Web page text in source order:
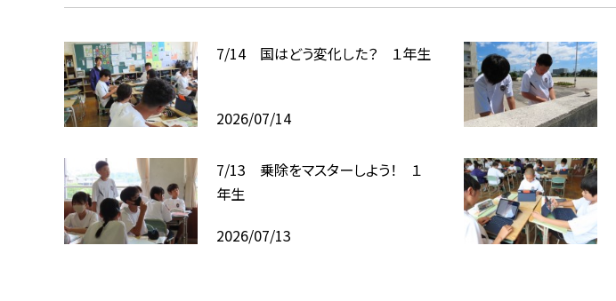
7/14 国はどう変化した？ １年生
2026/07/14
7/13 乗除をマスターしよう！ １
年生
2026/07/13